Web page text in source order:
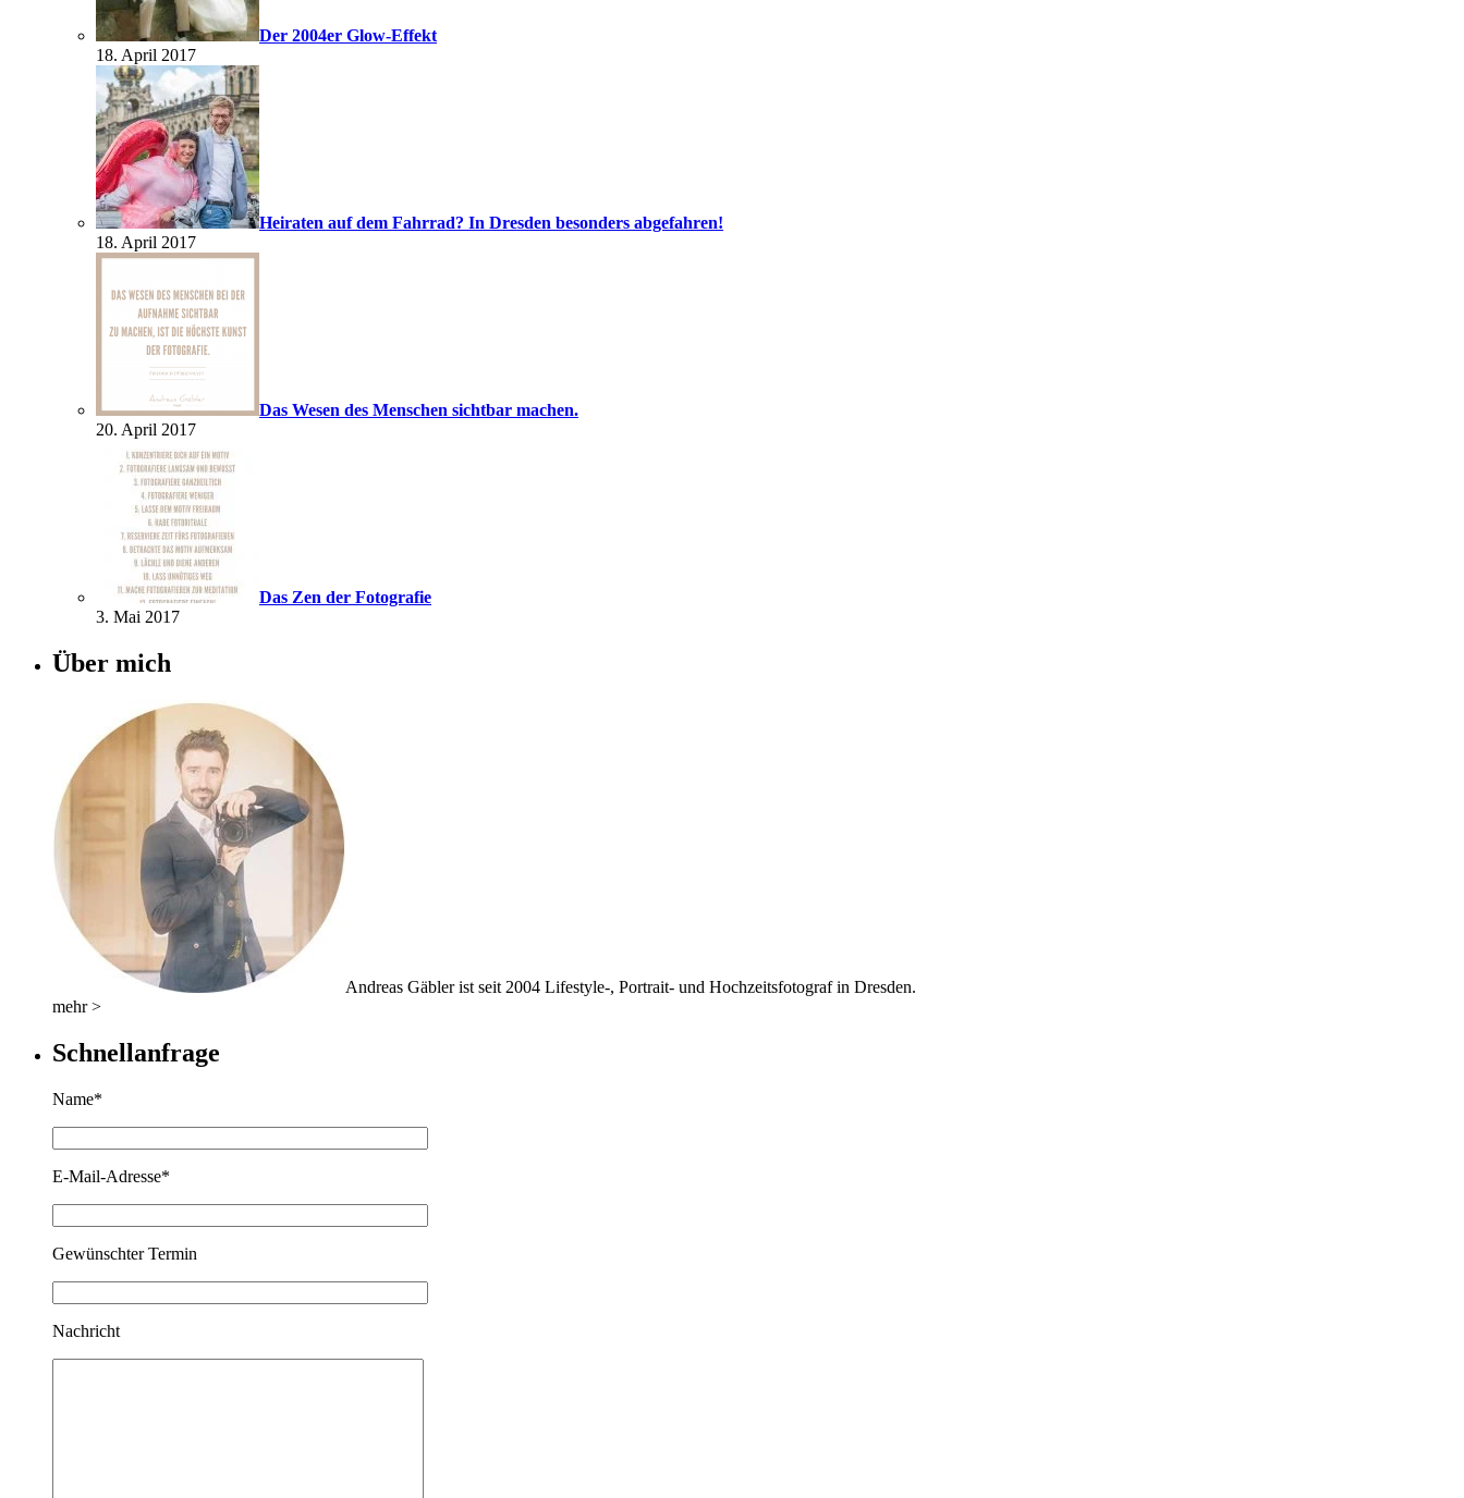
Der 2004er Glow-Effekt
18. April 2017
Heiraten auf dem Fahrrad? In Dresden besonders abgefahren!
18. April 2017
Das Wesen des Menschen sichtbar machen.
20. April 2017
Das Zen der Fotografie
3. Mai 2017
Über mich
Andreas Gäbler ist seit 2004 Lifestyle-, Portrait- und Hochzeitsfotograf in Dresden.
mehr >
Schnellanfrage
Name*
E-Mail-Adresse*
Gewünschter Termin
Nachricht